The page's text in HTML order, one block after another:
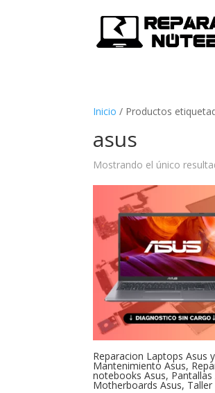
Inicio / Productos
asus
Mostrando el único
Reparacion Laptops Asus y
Mantenimiento Asus,
notebooks Asus, Pantallas
Motherboards Asus, Taller